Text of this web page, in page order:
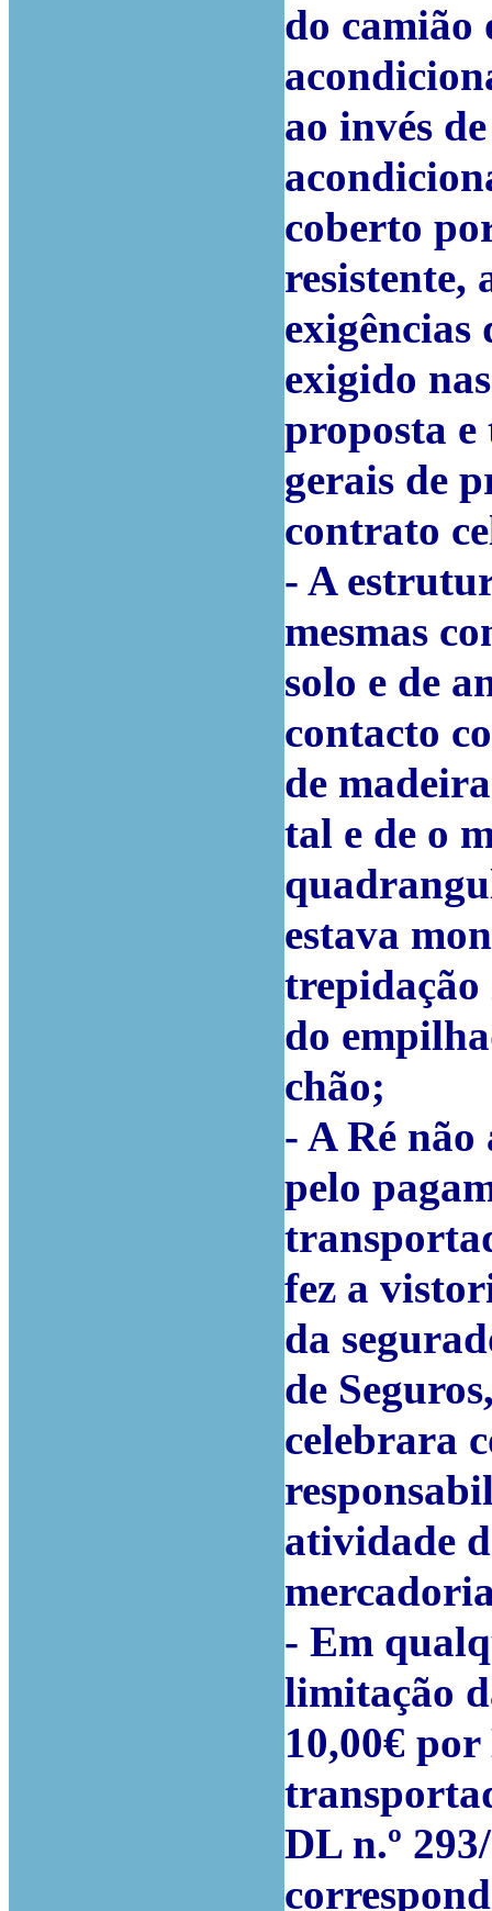
do camião
ao invés
coberto
resistente,
exigido
proposta e
gerais de
contrato
- A
mesmas
solo e de
contacto
de
tal e de o
estava
do
chão;
- A Ré
pelo
fez a
da
de
celebrara
atividade
- Em
limitação
10,00€
DL n.º